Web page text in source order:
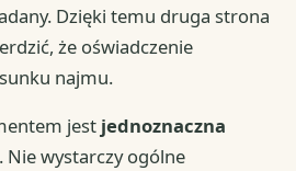
Dzięki temu druga strona
że oświadczenie
najmu.
jest jednoznaczna
. Nie wystarczy ogólne